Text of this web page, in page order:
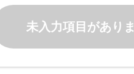
未入力項目があり